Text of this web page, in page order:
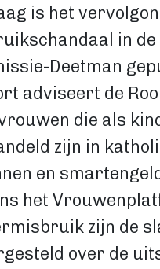
is het
in de
Deetman
adviseert de
die als
zijn in
en
het
zijn de
over de